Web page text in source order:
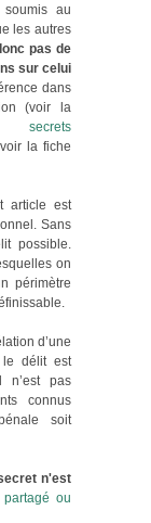
au
les autres
pas de
sur celui
dans
(voir la
secrets
la fiche
article est
Sans
possible.
on
périmètre
d’une
le délit est
n’est pas
connus
soit
n'est
partagé ou